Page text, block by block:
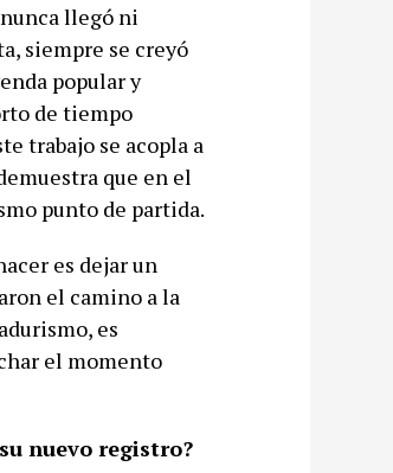
llegó ni
siempre se creyó
popular y
de tiempo
trabajo se acopla a
que en el
punto de partida.
es dejar un
el camino a la
es
el momento
nuevo registro?